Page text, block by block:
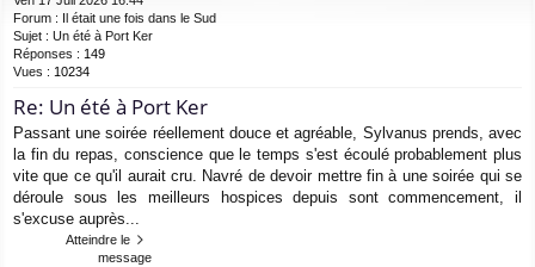
Forum : Il était une fois dans le Sud
Sujet : Un été à Port Ker
Réponses : 149
Vues : 10234
Re: Un été à Port Ker
Passant une soirée réellement douce et agréable, Sylvanus prends, avec
la fin du repas, conscience que le temps s'est écoulé probablement plus
vite que ce qu'il aurait cru. Navré de devoir mettre fin à une soirée qui se
déroule sous les meilleurs hospices depuis sont commencement, il
s'excuse auprès...
Atteindre le
message